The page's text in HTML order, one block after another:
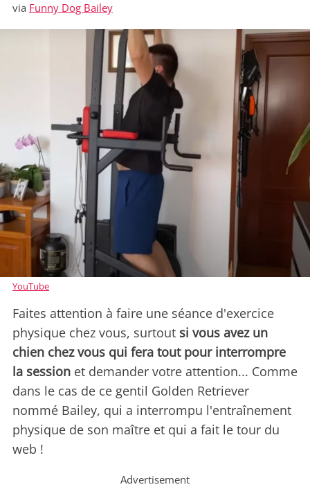
via Funny Dog Bailey
YouTube
Faites attention à faire une séance d'exercice
physique chez vous, surtout si vous avez un
chien chez vous qui fera tout pour interrompre
la session et demander votre attention... Comme
dans le cas de ce gentil Golden Retriever
nommé Bailey, qui a interrompu l'entraînement
physique de son maître et qui a fait le tour du
web !
Advertisement